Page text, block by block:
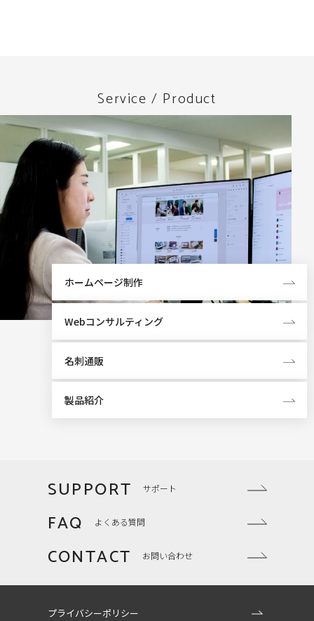
Service / Product
ホームページ制作
Webコンサルティング
名刺通販
製品紹介
SUPPORT サポート
FAQ よくある質問
CONTACT お問い合わせ
プライバシーポリシー